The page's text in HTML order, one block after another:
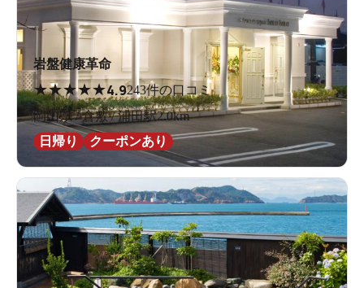
岩盤健康革命
★★★★★4.9243件の口コミ
岡山県 / 倉敷 / 浦田駅2.0km
日帰り
クーポンあり